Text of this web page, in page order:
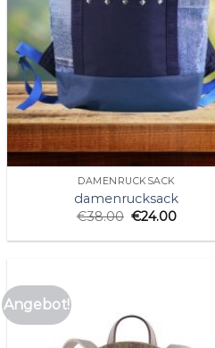
DAMENRUCKSACK
damenrucksack
€38.00 €24.00
Angebot!